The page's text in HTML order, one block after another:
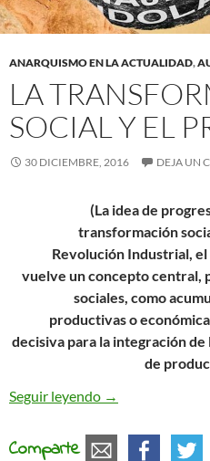
ANARQUISMO EN LA ACTUALIDAD,
LA
SOCIAL Y EL
30 DICIEMBRE, 2016 DEJA UN
(La idea de
transformación
Revolución Industrial,
vuelve un concepto central,
sociales, como
productivas o
decisiva para la integración
de
Seguir leyendo La
→
Comparte